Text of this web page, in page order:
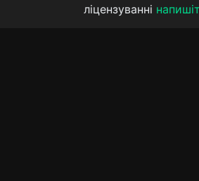
ліцензуванні